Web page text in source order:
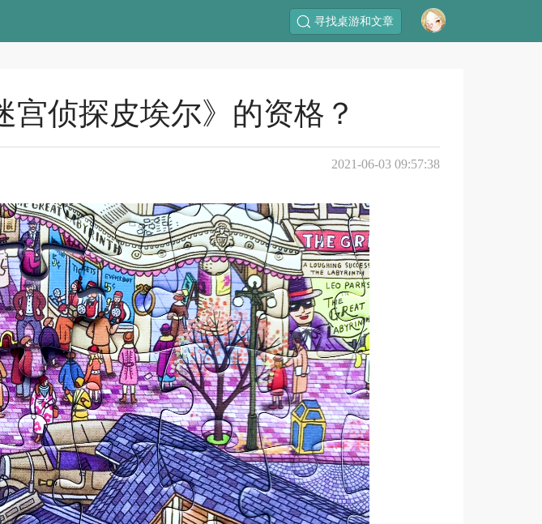
寻找桌游和文章
宫侦探皮埃尔》的资格？
2021-06-03 09:57:38